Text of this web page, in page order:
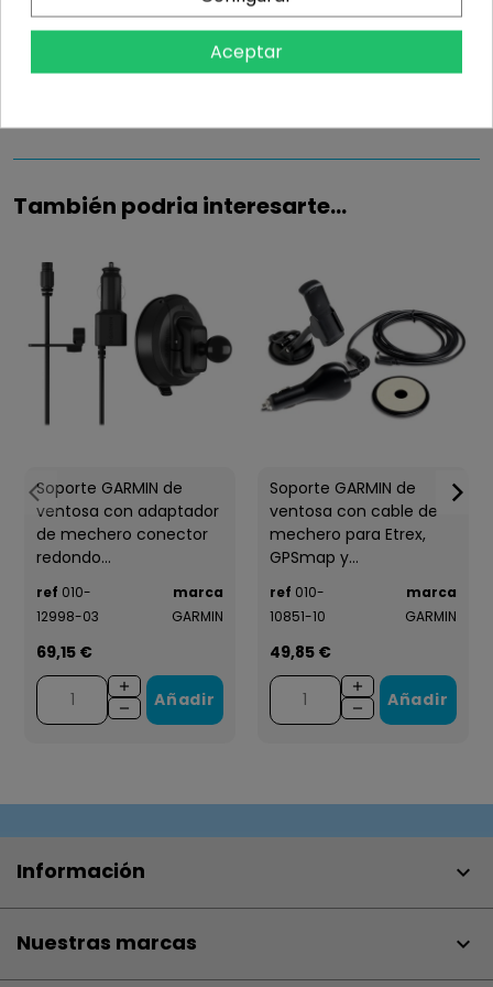
Información
También podria interesarte...
Soporte GARMIN de
ventosa con adaptador
de mechero conector
redondo...
ref 010-
12998-03
marca
GARMIN
69,15 €
Añadir
Soporte GARMIN de
ventosa con cable de
mechero para Etrex,
GPSmap y...
ref 010-
10851-10
marca
GARMIN
49,85 €
Añadir
Información 
Nuestras marcas 
Aceptar